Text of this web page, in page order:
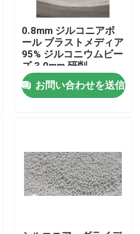
0.8mm ジルコニアボ
ール ブラストメディア
95% ジルコニウムビー
ズ 3.0mm 研削
お問い合わせを送信